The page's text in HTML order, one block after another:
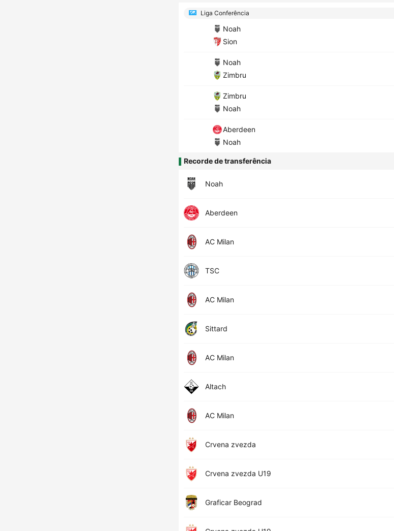
Liga Conferência
Noah
Sion
Noah
Zimbru
Zimbru
Noah
Aberdeen
Noah
Recorde de transferência
Noah
Aberdeen
AC Milan
TSC
AC Milan
Sittard
AC Milan
Altach
AC Milan
Crvena zvezda
Crvena zvezda U19
Graficar Beograd